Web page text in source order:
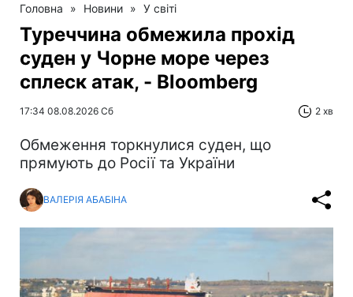
Головна » Новини » У світі
Туреччина обмежила прохід
суден у Чорне море через
сплеск атак, - Bloomberg
17:34 08.08.2026 Сб 2 хв
Обмеження торкнулися суден, що
прямують до Росії та України
ВАЛЕРІЯ АБАБІНА